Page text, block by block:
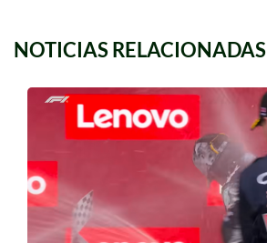
NOTICIAS RELACIONADAS